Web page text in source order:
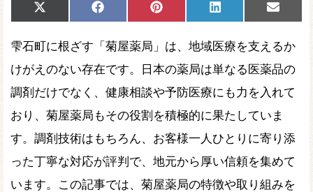
Share
on
X
(Twitter)
Share
on
Facebook Share
on
Pinterest Share
on
LinkedIn
Share
on
Email
雫石町に根ざす「菊屋薬局」は、地域医療を支えるか
けがえのない存在です。日本の薬局は単なる医薬品の
調剤だけでなく、健康相談や予防医療にも力を入れて
おり、菊屋薬局もその役割を積極的に果たしていま
す。調剤技術はもちろん、お客様一人ひとりに寄り添
った丁寧な対応が評判で、地元から厚い信頼を集めて
います。この記事では、菊屋薬局の特徴や取り組みを